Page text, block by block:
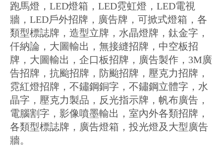
跑馬燈，LED燈箱，LED霓虹燈，LED電視
牆，LED戶外招牌，廣告牌，可掀式燈箱，各
類型標誌牌，造型立牌，水晶燈牌，鈦金字，
仟納論，大圖輸出，無接縫招牌，中空板招
牌，大圖輸出，企口板招牌，廣告製作，3M廣
告招牌，抗颱招牌，防颱招牌，壓克力招牌，
霓紅燈招牌，不鏽鋼銅字，不鏽鋼立體字，水
晶字，壓克力製品，反光指示牌，帆布廣告，
電腦割字，影像噴墨輸出，室內外各類招牌，
各類型標誌牌，廣告燈箱，投光燈及大型廣告
牆。